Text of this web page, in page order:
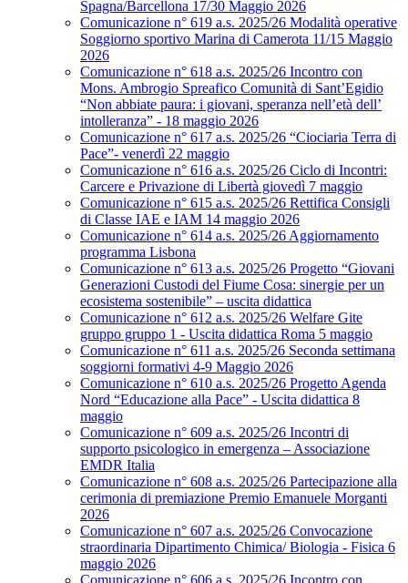
Spagna/Barcellona 17/30 Maggio 2026
Comunicazione n° 619 a.s. 2025/26 Modalità operative
Soggiorno sportivo Marina di Camerota 11/15 Maggio
2026
Comunicazione n° 618 a.s. 2025/26 Incontro con
Mons. Ambrogio Spreafico Comunità di Sant’Egidio
“Non abbiate paura: i giovani, speranza nell’età dell’
intolleranza” - 18 maggio 2026
Comunicazione n° 617 a.s. 2025/26 “Ciociaria Terra di
Pace”- venerdì 22 maggio
Comunicazione n° 616 a.s. 2025/26 Ciclo di Incontri:
Carcere e Privazione di Libertà giovedì 7 maggio
Comunicazione n° 615 a.s. 2025/26 Rettifica Consigli
di Classe IAE e IAM 14 maggio 2026
Comunicazione n° 614 a.s. 2025/26 Aggiornamento
programma Lisbona
Comunicazione n° 613 a.s. 2025/26 Progetto “Giovani
Generazioni Custodi del Fiume Cosa: sinergie per un
ecosistema sostenibile” – uscita didattica
Comunicazione n° 612 a.s. 2025/26 Welfare Gite
gruppo gruppo 1 - Uscita didattica Roma 5 maggio
Comunicazione n° 611 a.s. 2025/26 Seconda settimana
soggiorni formativi 4-9 Maggio 2026
Comunicazione n° 610 a.s. 2025/26 Progetto Agenda
Nord “Educazione alla Pace” - Uscita didattica 8
maggio
Comunicazione n° 609 a.s. 2025/26 Incontri di
supporto psicologico in emergenza – Associazione
EMDR Italia
Comunicazione n° 608 a.s. 2025/26 Partecipazione alla
cerimonia di premiazione Premio Emanuele Morganti
2026
Comunicazione n° 607 a.s. 2025/26 Convocazione
straordinaria Dipartimento Chimica/ Biologia - Fisica 6
maggio 2026